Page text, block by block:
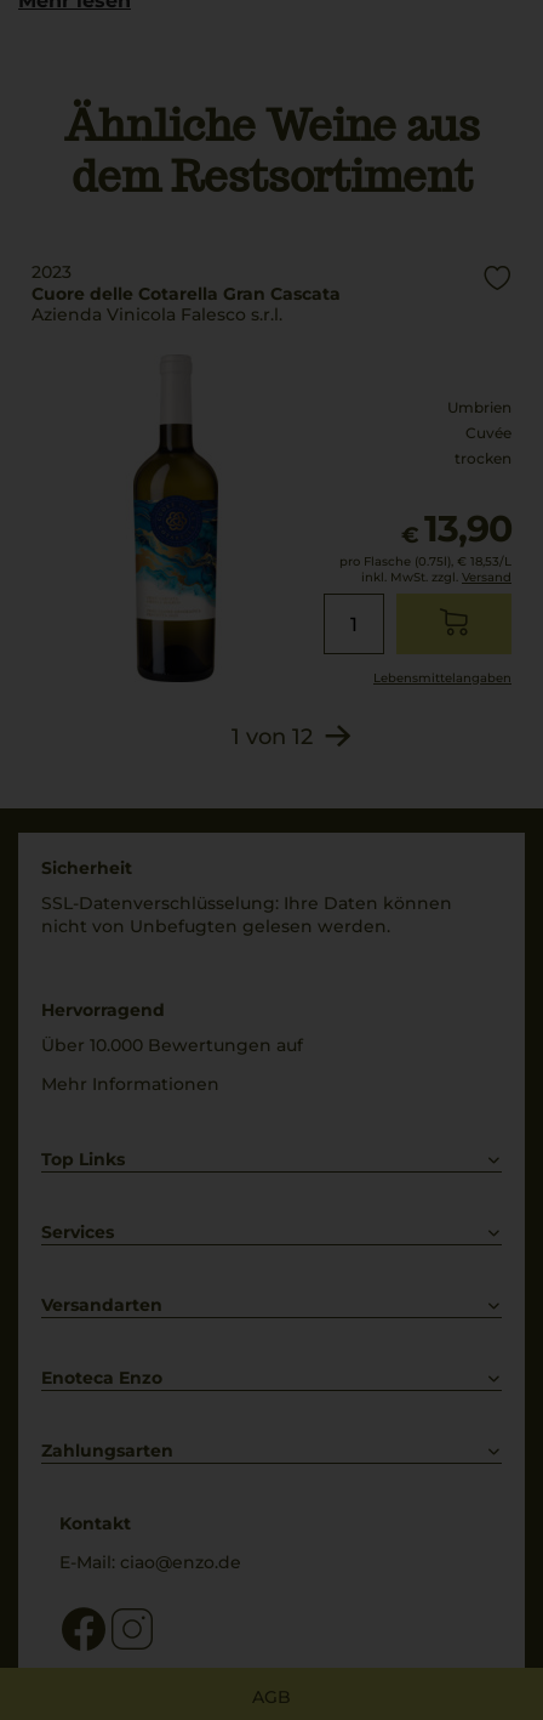
Trinktemperatur
Alkoholgehalt
trocken
Ähnliche Weine aus
dem Restsortiment
2023
Cuore delle Cotarella Gran Cascata
Azienda Vinicola Falesco s.r.l.
Umbrien
Cuvée
trocken
€ 13,90
pro Flasche (0.75l), € 18,53/L
inkl. MwSt. zzgl. Versand
Lebensmittel­angaben
1 von 12
Sicherheit
SSL-Daten­verschlüs­selung: Ihre Daten können
nicht von Unbe­fugten gelesen werden.
Hervorragend
Über 10.000 Bewertungen auf
Mehr Informationen
Top Links
Weißwein
Services
Kontakt
Versandarten
Enoteca Enzo
Bewertungs-Richtlinien
Zahlungsarten
Kontakt
E-Mail: ciao@enzo.de
AGB